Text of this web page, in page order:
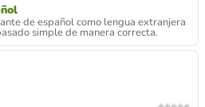
de español como lengua extranjera
simple de manera correcta.